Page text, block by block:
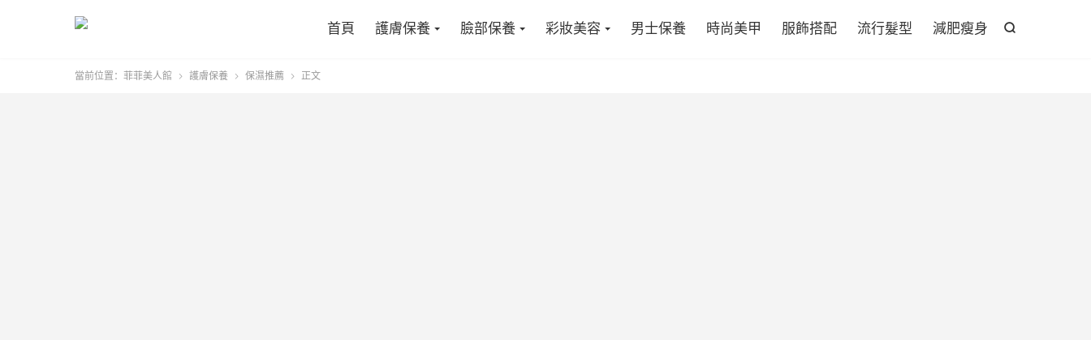

首頁 護膚保養 臉部保養 彩妝美容 男士保養 時尚美甲 服飾搭配 流行髮型 減肥瘦身
當前位置： 菲菲美人館  護膚保養  保濕推薦  正文